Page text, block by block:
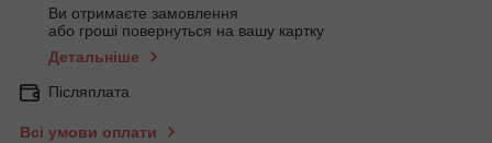
Ви отримаєте замовлення
або гроші повернуться на вашу картку
Детальніше
Післяплата
Всі умови оплати